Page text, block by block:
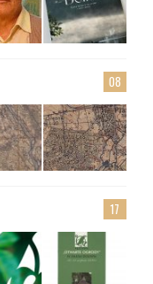
08
17